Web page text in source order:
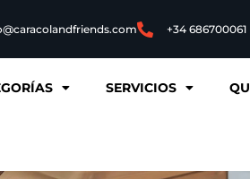
+34 686700061
SERVICIOS